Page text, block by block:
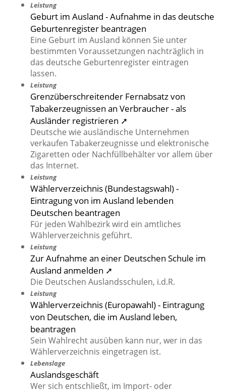
Leistung
Geburt im Ausland - Aufnahme in das deutsche
Geburtenregister beantragen
Eine Geburt im Ausland können Sie unter
bestimmten Voraussetzungen nachträglich in
das deutsche Geburtenregister eintragen
lassen.
Leistung
Grenzüberschreitender Fernabsatz von
Tabakerzeugnissen an Verbraucher - als
Ausländer registrieren ➚
Deutsche wie ausländische Unternehmen
verkaufen Tabakerzeugnisse und elektronische
Zigaretten oder Nachfüllbehälter vor allem über
das Internet.
Leistung
Wählerverzeichnis (Bundestagswahl) -
Eintragung von im Ausland lebenden
Deutschen beantragen
Für jeden Wahlbezirk wird ein amtliches
Wählerverzeichnis geführt.
Leistung
Zur Aufnahme an einer Deutschen Schule im
Ausland anmelden ➚
Die Deutschen Auslandsschulen, i.d.R.
Leistung
Wählerverzeichnis (Europawahl) - Eintragung
von Deutschen, die im Ausland leben,
beantragen
Sein Wahlrecht ausüben kann nur, wer in das
Wählerverzeichnis eingetragen ist.
Lebenslage
Auslandsgeschäft
Wer sich entschließt, im Import- oder